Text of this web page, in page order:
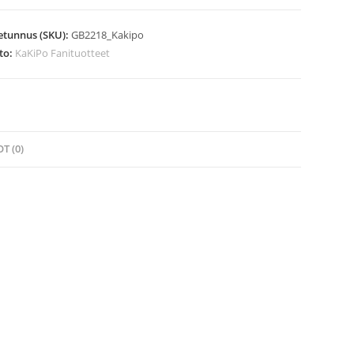
(SKU): GB2218_Kakipo
KaKiPo Fanituotteet
(0)